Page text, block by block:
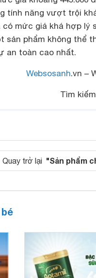
tính năng vượt trội
có mức giá khá hợp lý
sản phẩm không thể
an toàn cao nhất.
Websosanh.vn –
Tìm
Quay trở lại "Sản phẩm